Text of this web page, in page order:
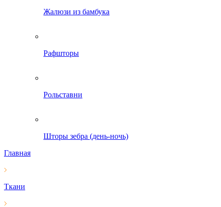
Жалюзи из бамбука
Рафшторы
Рольставни
Шторы зебра (день-ночь)
Главная
Ткани